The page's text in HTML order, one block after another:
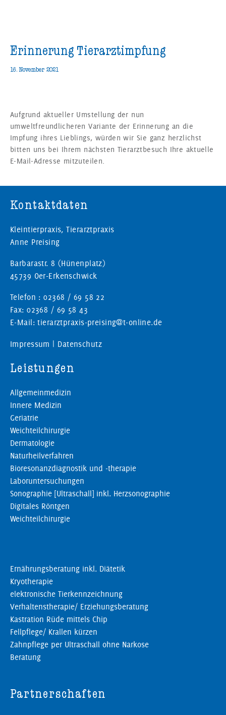
Erinnerung Tierarztimpfung
16. November 2021
Aufgrund aktueller Umstellung der nun
umweltfreundlicheren Variante der Erinnerung an die
Impfung ihres Lieblings, würden wir Sie ganz herzlichst
bitten uns bei Ihrem nächsten Tierarztbesuch Ihre aktuelle
E-Mail-Adresse mitzuteilen.
Kontaktdaten
Kleintierpraxis, Tierarztpraxis
Anne Preising
Barbarastr. 8 (Hünenplatz)
45739 Oer-Erkenschwick
Telefon : 02368 / 69 58 22
Fax: 02368 / 69 58 43
E-Mail: tierarztpraxis-preising@t-online.de
Impressum | Datenschutz
Leistungen
Allgemeinmedizin
Innere Medizin
Geriatrie
Weichteilchirurgie
Dermatologie
Naturheilverfahren
Bioresonanzdiagnostik und -therapie
Laboruntersuchungen
Sonographie [Ultraschall] inkl. Herzsonographie
Digitales Röntgen
Weichteilchirurgie
Ernährungsberatung inkl. Diätetik
Kryotherapie
elektronische Tierkennzeichnung
Verhaltenstherapie/ Erziehungsberatung
Kastration Rüde mittels Chip
Fellpflege/ Krallen kürzen
Zahnpflege per Ultraschall ohne Narkose
Beratung
Partnerschaften